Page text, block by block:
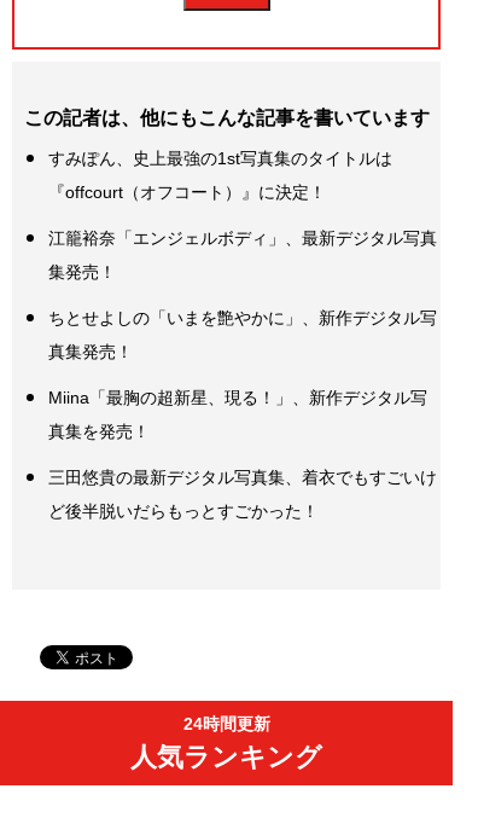
この記者は、他にもこんな記事を書いています
すみぽん、史上最強の1st写真集のタイトルは
『offcourt（オフコート）』に決定！
江籠裕奈「エンジェルボディ」、最新デジタル写真
集発売！
ちとせよしの「いまを艶やかに」、新作デジタル写
真集発売！
Miina「最胸の超新星、現る！」、新作デジタル写
真集を発売！
三田悠貴の最新デジタル写真集、着衣でもすごいけ
ど後半脱いだらもっとすごかった！
24時間更新
人気ランキング